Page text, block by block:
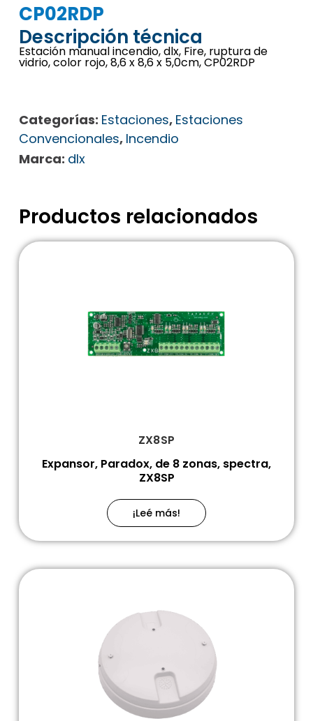
CP02RDP
Descripción técnica
Estación manual incendio, dlx, Fire, ruptura de
vidrio, color rojo, 8,6 x 8,6 x 5,0cm, CP02RDP
Categorías: Estaciones, Estaciones
Convencionales, Incendio
Marca: dlx
Productos relacionados
ZX8SP
Expansor, Paradox, de 8 zonas, spectra,
ZX8SP
¡Leé más!